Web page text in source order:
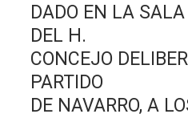
DADO EN LA
DEL H.
CONCEJO
PARTIDO
DE NAVARRO, A